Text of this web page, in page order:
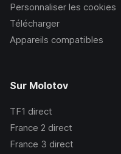
Personnaliser les cookies
Télécharger
Appareils compatibles
Sur Molotov
TF1 direct
France 2 direct
France 3 direct